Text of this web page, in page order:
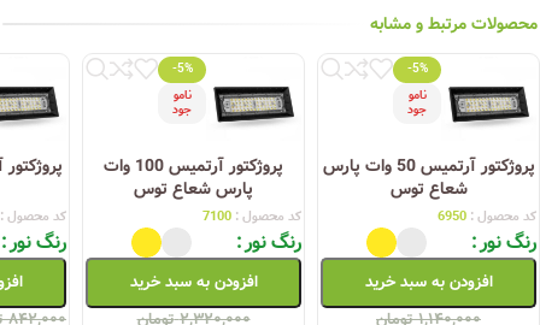
محصولات مرتبط و مشابه
-5%
نامو
جود
پروژکتور آرتمیس 50 وات پارس
شعاع توس
کد محصول : 6950
رنگ نور
افزودن به سبد خرید
۱,۱۴۰,۰۰۰ تومان
-5%
نامو
جود
پروژکتور آرتمیس 100 وات
پارس شعاع توس
کد محصول : 7100
رنگ نور
افزودن به سبد خرید
۲,۳۲۰,۰۰۰ تومان
کد محصول
رنگ نور
۸۴۲,۰۰۰